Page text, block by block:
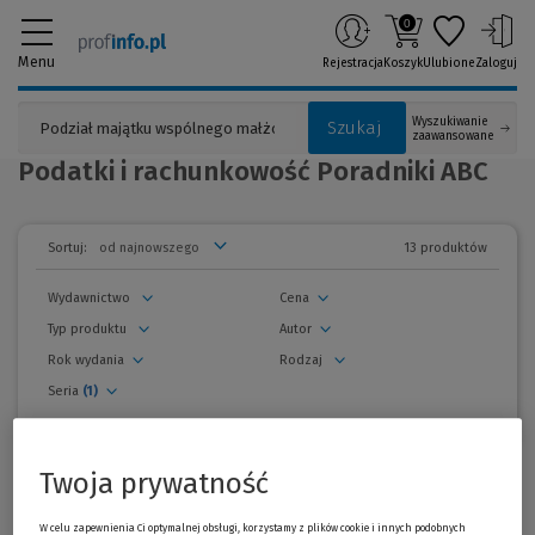
Menu
Szukaj
Wyszukiwanie
zaawansowane
Rejestracja
0
KoszykUlubioneZaloguj
Podatki i rachunkowość Poradniki ABC
Sortuj: 13 produktów
Wydawnictwo
Rodzaj
Autor
Seria (1)
Cena
Rok wydania
Typ produktu
Wszystkie produkty
Twoja prywatność
W celu zapewnienia Ci optymalnej obsługi, korzystamy z plików cookie i innych podobnych